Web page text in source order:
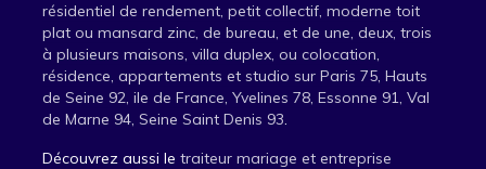
résidentiel de rendement, petit collectif, moderne toit
plat ou mansard zinc, de bureau, et de une, deux, trois
à plusieurs maisons, villa duplex, ou colocation,
résidence, appartements et studio sur Paris 75, Hauts
de Seine 92, ile de France, Yvelines 78, Essonne 91, Val
de Marne 94, Seine Saint Denis 93.
Découvrez aussi le traiteur mariage et entreprise